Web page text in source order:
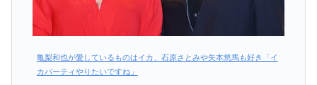
亀梨和也が愛しているものはイカ、石原さとみや矢本悠馬も好き「イ
カパーティやりたいですね」